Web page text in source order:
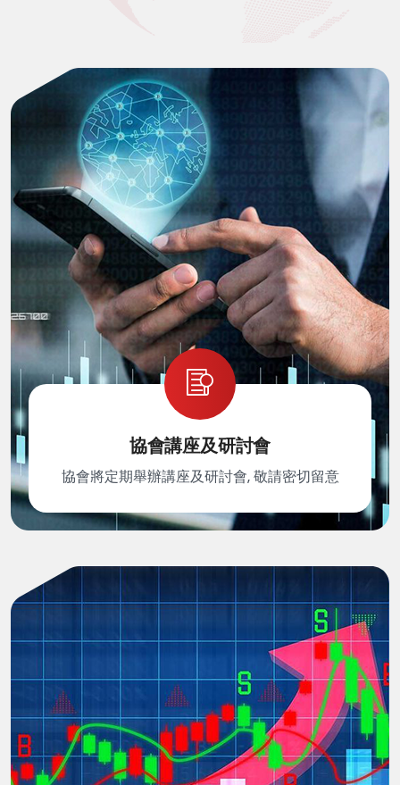
協會講座及研討會
協會將定期舉辦講座及研討會, 敬請密切留意